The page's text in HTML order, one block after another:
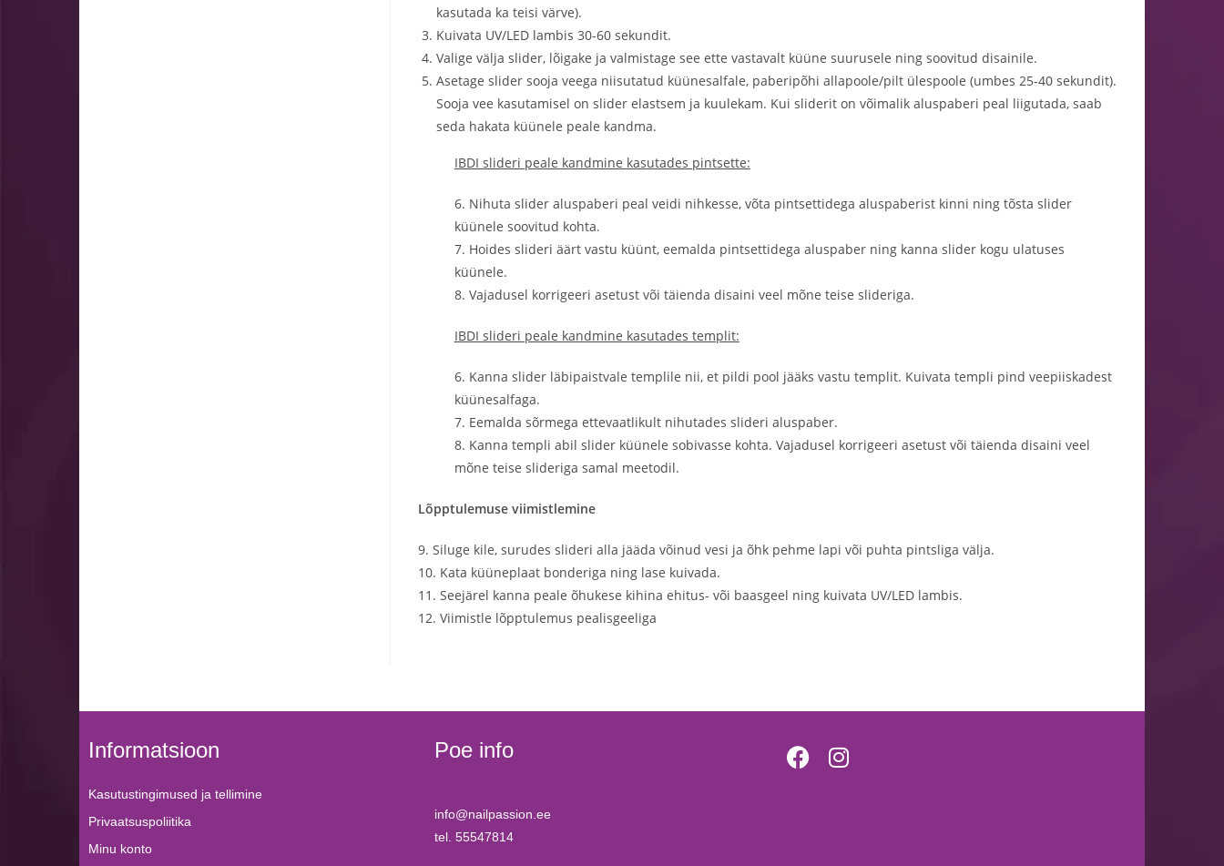
kasutada ka teisi värve).
Kuivata UV/LED lambis 30-60 sekundit.
Valige välja slider, lõigake ja valmistage see ette vastavalt küüne suurusele ning soovitud disainile.
Asetage slider sooja veega niisutatud küünesalfale, paberipõhi allapoole/pilt ülespoole (umbes 25-40 sekundit).
Sooja vee kasutamisel on slider elastsem ja kuulekam. Kui sliderit on võimalik aluspaberi peal liigutada, saab
seda hakata küünele peale kandma.
IBDI slideri peale kandmine kasutades pintsette:
6. Nihuta slider aluspaberi peal veidi nihkesse, võta pintsettidega aluspaberist kinni ning tõsta slider
küünele soovitud kohta.
7. Hoides slideri äärt vastu küünt, eemalda pintsettidega aluspaber ning kanna slider kogu ulatuses
küünele.
8. Vajadusel korrigeeri asetust või täienda disaini veel mõne teise slideriga.
IBDI slideri peale kandmine kasutades templit:
6. Kanna slider läbipaistvale templile nii, et pildi pool jääks vastu templit. Kuivata templi pind veepiiskadest
küünesalfaga.
7. Eemalda sõrmega ettevaatlikult nihutades slideri aluspaber.
8. Kanna templi abil slider küünele sobivasse kohta. Vajadusel korrigeeri asetust või täienda disaini veel
mõne teise slideriga samal meetodil.
Lõpptulemuse viimistlemine
9. Siluge kile, surudes slideri alla jääda võinud vesi ja õhk pehme lapi või puhta pintsliga välja.
10. Kata küüneplaat bonderiga ning lase kuivada.
11. Seejärel kanna peale õhukese kihina ehitus- või baasgeel ning kuivata UV/LED lambis.
12. Viimistle lõpptulemus pealisgeeliga
Informatsioon
Kasutustingimused ja tellimine
Privaatsuspoliitika
Minu konto
Poe info
info@nailpassion.ee
tel. 55547814